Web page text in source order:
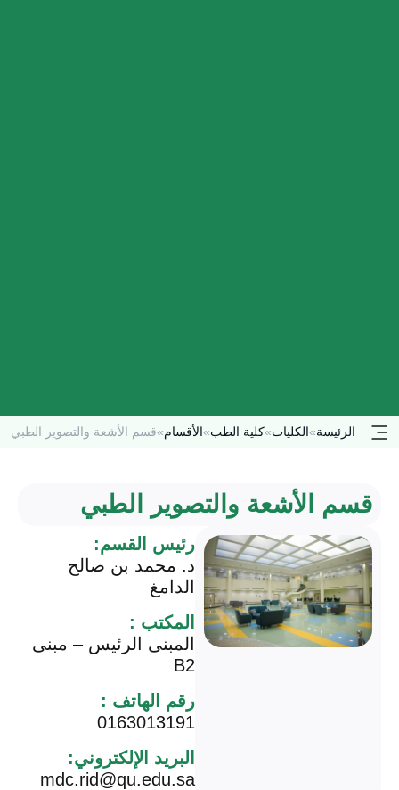
الرئيسة»الكليات»كلية الطب»الأقسام»قسم الأشعة والتصوير الطبي
قسم الأشعة والتصوير الطبي
رئيس القسم:
د. محمد بن صالح
الدامغ
المكتب :
المبنى الرئيس – مبنى
B2
رقم الهاتف :
0163013191
البريد الإلكتروني:
mdc.rid@qu.edu.sa